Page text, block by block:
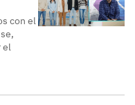
con el
el